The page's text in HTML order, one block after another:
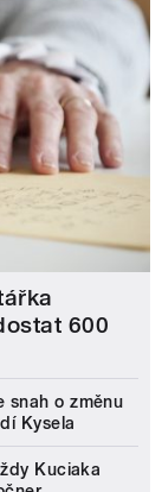
600
snah o změnu
Kysela
Kuciaka